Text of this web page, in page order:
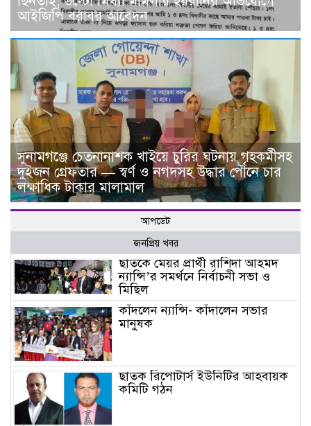
আইজিপি বরাবর আবেদন
সুনামগঞ্জে চেতনানাশক খাইয়ে চুরির ঘটনায় গৃহকর্মীসহ
দুইজন গ্রেফতার — স্বর্ণ ও নগদসহ উদ্ধার পৌনে চার
লক্ষাধিক টাকার মালামাল
আপডেট
জনপ্রিয় খবর
ছাতকে মেয়র প্রার্থী রাশিদা আহমদ
ন্যান্সি’র সমর্থনে নির্বাচনী সভা ও
মিছিল
কাঁদলেন ন্যান্সি- কাঁদালেন সভার
মানুষক
ছাতক রিপোটার্স ইউনিটির আহবায়ক
কমিটি গঠন